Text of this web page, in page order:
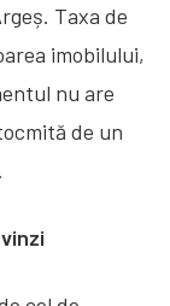
Taxa de
imobilului,
nu are
de un